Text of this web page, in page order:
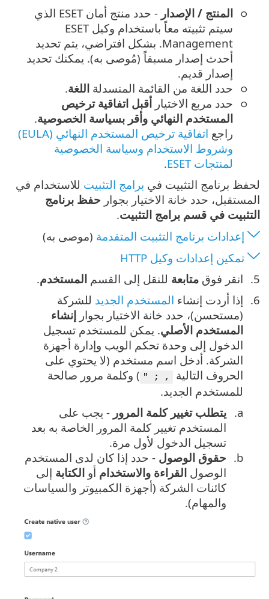
المنتج / الإصدار
- حدد منتج أمان ESET الذي
سيتم تثبيته معاً باستخدام وكيل ESET
Management. بشكل افتراضي، يتم تحديد
أحدث إصدار مسبقاً (مُوصى به). يمكنك تحديد
إصدار قديم.
حدد اللغة من القائمة المنسدلة اللغة.
حدد مربع الاختيار أقبل اتفاقية ترخيص
المستخدم النهائي وأقر بسياسة الخصوصية.
راجع
اتفاقية ترخيص المستخدم النهائي (EULA)
وشروط الاستخدام وسياسة الخصوصية
لمنتجات ESET
.
لحفظ برنامج التثبيت في برامج التثبيت للاستخدام في
المستقبل، حدد خانة الاختيار بجوار حفظ برنامج
التثبيت في قسم برامج التثبيت.
إعدادات برنامج التثبيت المتقدمة (موصى به)
تمكين إعدادات وكيل HTTP
انقر فوق متابعة للنقل إلى القسم المستخدم.
إذا أردت إنشاء المستخدم الجديد للشركة
(مستحسن)، حدد خانة الاختيار بجوار إنشاء
المستخدم الأصلي. يمكن للمستخدم تسجيل
الدخول إلى وحدة تحكم الويب وإدارة أجهزة
الشركة. أدخل اسم مستخدم (لا يحتوي على
الحروف التالية
, ; " ) وكلمة مرور صالحة
للمستخدم الجديد.
يتطلب تغيير كلمة المرور - يجب على
المستخدم تغيير كلمة المرور الخاصة به بعد
تسجيل الدخول لأول مرة.
حقوق الوصول - حدد إذا كان لدى المستخدم
الوصول القراءة والاستخدام أو الكتابة إلى
كائنات الشركة (أجهزة الكمبيوتر والسياسات
والمهام).